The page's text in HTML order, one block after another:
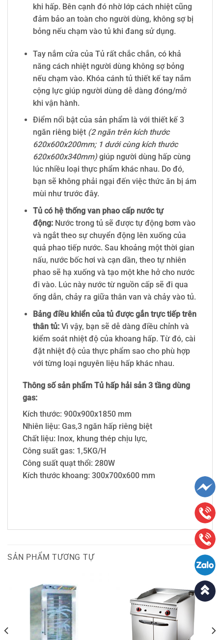
khi hấp. Bên cạnh đó nhờ lớp cách nhiệt cũng
đảm bảo an toàn cho người dùng, không sợ bị
bỏng nếu chạm vào tủ khi đang sử dụng.
Tay nắm cửa của Tủ rất chắc chắn, có khả
năng cách nhiệt người dùng không sợ bỏng
nếu chạm vào. Khóa cánh tủ thiết kế tay nắm
cộng lực giúp người dùng dễ dàng đóng/mở
khi vận hành.
Điểm nổi bật của sản phẩm là với thiết kế 3
ngăn riêng biệt (2 ngăn trên kích thước
620x600x200mm; 1 dưới cùng kích thước
620x600x340mm)giúp người dùng hấp cùng
lúc nhiều loại thực phẩm khác nhau. Do đó,
bạn sẽ không phải ngại đến việc thức ăn bị ám
mùi như trước đây.
Tủ có hệ thống van phao cấp nước tự
động:Nước trong tủ sẽ được tự động bơm vào
và ngắt theo sự chuyển động lên xuống của
quả phao tiếp nước. Sau khoảng một thời gian
nấu, nước bốc hơi và cạn dần, theo tự nhiên
phao sẽ hạ xuống và tạo một khe hở cho nước
đi vào. Lúc này nước từ nguồn cấp sẽ đi qua
ống dẫn, chảy ra giữa thân van và chảy vào tủ.
Bảng điều khiển của tủ được gắn trực tiếp trên
thân tủ:Vì vậy, bạn sẽ dễ dàng điều chỉnh và
kiểm soát nhiệt độ của khoang hấp. Từ đó, cài
đặt nhiệt độ của thực phẩm sao cho phù hợp
với từng loại nguyên liệu hấp khác nhau.
Thông số sản phẩm Tủ hấp hải sản 3 tầng dùng
gas:
Kích thước: 900x900x1850 mm
Nhiên liệu: Gas,3 ngăn hấp riêng biệt
Chất liệu: Inox, khung thép chịu lực,
Công suất gas: 1,5KG/H
Công suất quạt thổi: 280W
Kích thước khoang: 300x700x600 mm
SẢN PHẨM TƯƠNG TỰ